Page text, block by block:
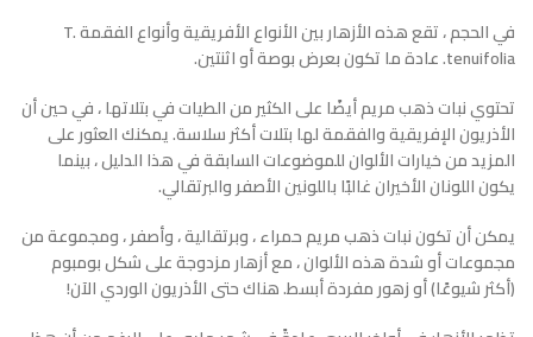
في الحجم ، تقع هذه الأزهار بين الأنواع الأفريقية وأنواع الفقمة T.
tenuifolia. عادة ما تكون بعرض بوصة أو اثنتين.
تحتوي نبات ذهب مريم أيضًا على الكثير من الطيات في بتلاتها ، في حين أن
الأذريون الإفريقية والفقمة لها بتلات أكثر سلاسة. يمكنك العثور على
المزيد من خيارات الألوان للموضوعات السابقة في هذا الدليل ، بينما
يكون اللونان الأخيران غالبًا باللونين الأصفر والبرتقالي.
يمكن أن تكون نبات ذهب مريم حمراء ، وبرتقالية ، وأصفر ، ومجموعة من
مجموعات أو شدة هذه الألوان ، مع أزهار مزدوجة على شكل بومبوم
(أكثر شيوعًا) أو زهور مفردة أبسط. هناك حتى الأذريون الوردي الآن!